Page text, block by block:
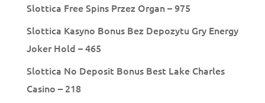
Slottica Free Spins Przez Organ – 975
Slottica Kasyno Bonus Bez Depozytu Gry Energy
Joker Hold – 465
Slottica No Deposit Bonus Best Lake Charles
Casino – 218